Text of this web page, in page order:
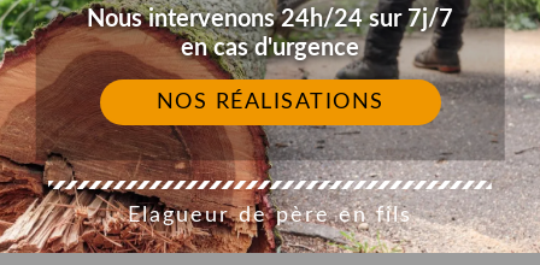
Nous intervenons 24h/24 sur 7j/7
en cas d'urgence
NOS RÉALISATIONS
Elagueur de père en fils